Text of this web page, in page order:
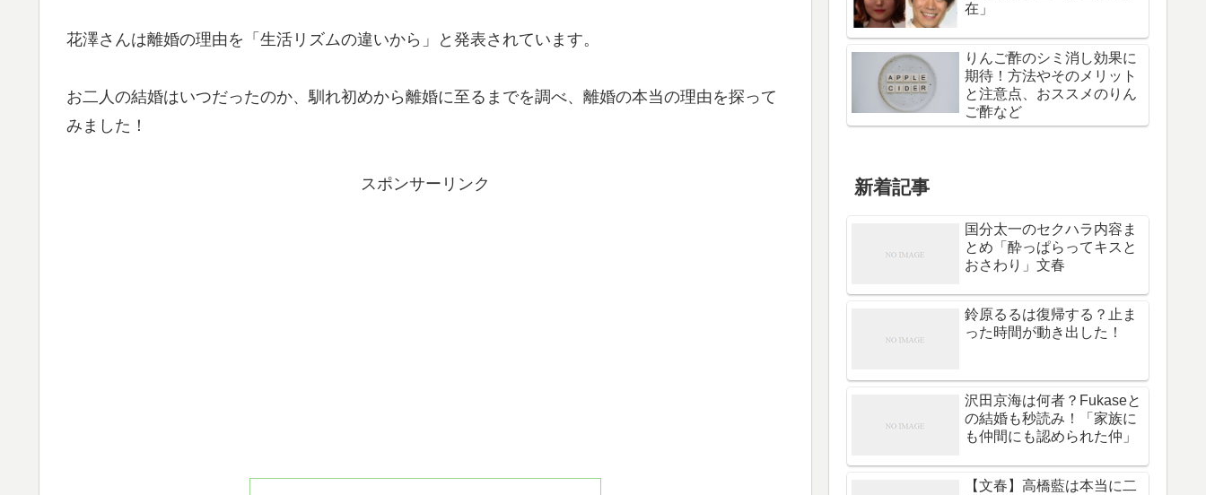
花澤さんは離婚の理由を「生活リズムの違いから」と発表されています。
お二人の結婚はいつだったのか、馴れ初めから離婚に至るまでを調べ、離婚の本当の理由を探って
みました！
スポンサーリンク
在」
りんご酢のシミ消し効果に
期待！方法やそのメリット
と注意点、おススメのりん
ご酢など
新着記事
国分太一のセクハラ内容ま
とめ「酔っぱらってキスと
おさわり」文春
鈴原るるは復帰する？止ま
った時間が動き出した！
沢田京海は何者？Fukaseと
の結婚も秒読み！「家族に
も仲間にも認められた仲」
【文春】高橋藍は本当に二